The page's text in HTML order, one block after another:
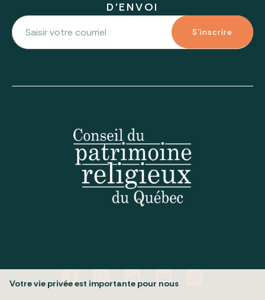
D'ENVOI
S'inscrire
Votre vie privée est importante pour nous